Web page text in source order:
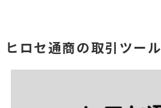
ヒロセ通商の取引ツール